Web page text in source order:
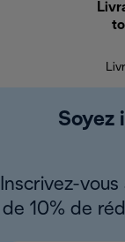
Soyez
Inscrivez-
de 10% de